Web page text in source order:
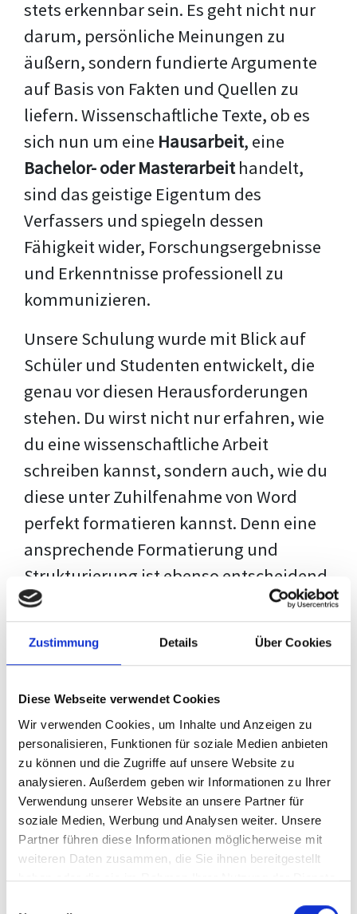
Zustimmung Details Über Cookies
Diese Webseite verwendet Cookies
Wir verwenden Cookies, um Inhalte und Anzeigen zu
personalisieren, Funktionen für soziale Medien anbieten
zu können und die Zugriffe auf unsere Website zu
analysieren. Außerdem geben wir Informationen zu Ihrer
Verwendung unserer Website an unsere Partner für
soziale Medien, Werbung und Analysen weiter. Unsere
Partner führen diese Informationen möglicherweise mit
weiteren Daten zusammen, die Sie ihnen bereitgestellt
haben oder die sie im Rahmen Ihrer Nutzung der Dienste
stets erkennbar sein. Es geht nicht nur
darum, persönliche Meinungen zu
äußern, sondern fundierte Argumente
auf Basis von Fakten und Quellen zu
liefern. Wissenschaftliche Texte, ob es
sich nun um eine Hausarbeit, eine
Bachelor- oder Masterarbeithandelt,
sind das geistige Eigentum des
Verfassers und spiegeln dessen
Fähigkeit wider, Forschungsergebnisse
und Erkenntnisse professionell zu
kommunizieren.
Unsere Schulung wurde mit Blick auf
Schüler und Studenten entwickelt, die
genau vor diesen Herausforderungen
stehen. Du wirst nicht nur erfahren, wie
du eine wissenschaftliche Arbeit
schreiben kannst, sondern auch, wie du
diese unter Zuhilfenahme von Word
perfekt formatieren kannst. Denn eine
ansprechende Formatierung und
Strukturierung ist ebenso entscheidend
wie der Inhalt selbst. Jeder Prüfer hat
eigene Erwartungen, und unsere
Schulung ist so konzipiert, dass sie dir
deiner individuellen Vorlage zeigt,
anstatt eine Einheitslösung zu bieten.
Der Prozess des wissenschaftlichen
Schreibens kann ohne das richtige
Wissen eine große Herausforderung
darstellen. Jedoch, ausgestattet mit
denTechniken und Strategiendieses
Kurses, wird die Formatierung deiner